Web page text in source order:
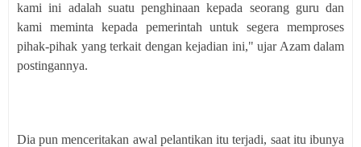
kami ini adalah suatu penghinaan kepada seorang guru dan
kami meminta kepada pemerintah untuk segera memproses
pihak-pihak yang terkait dengan kejadian ini," ujar Azam dalam
postingannya.
Dia pun menceritakan awal pelantikan itu terjadi, saat itu ibunya